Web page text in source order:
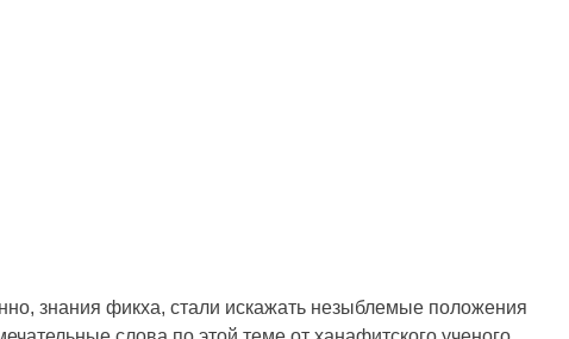
знания фикха, стали искажать незыблемые положения